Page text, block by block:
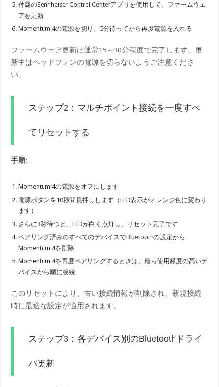
付属のSennheiser Control Centerアプリを使用して、ファームウェ
アを更新
Momentum 4の電源を切り、5分待ってから再度電源を入れる
ファームウェア更新は通常15～30分程度で完了します。更
新中はヘッドフォンの電源を切らないようご注意くださ
い。
ステップ2：マルチポイント接続を一度すべ
てリセットする
手順:
Momentum 4の電源をオフにします
電源ボタンを10秒間長押しします（LED表示がオレンジ色に変わり
ます）
さらに3秒待つと、LEDが白く点灯し、リセット完了です
ペアリング済みのすべてのデバイスでBluetoothの設定から
Momentum 4を削除
Momentum 4を再度ペアリングするときは、最も使用頻度の高いデ
バイスから順に接続
このリセットにより、古い接続情報が削除され、新規接続
時に最適な設定が適用されます。
ステップ3：各デバイス別のBluetoothドライ
バ更新